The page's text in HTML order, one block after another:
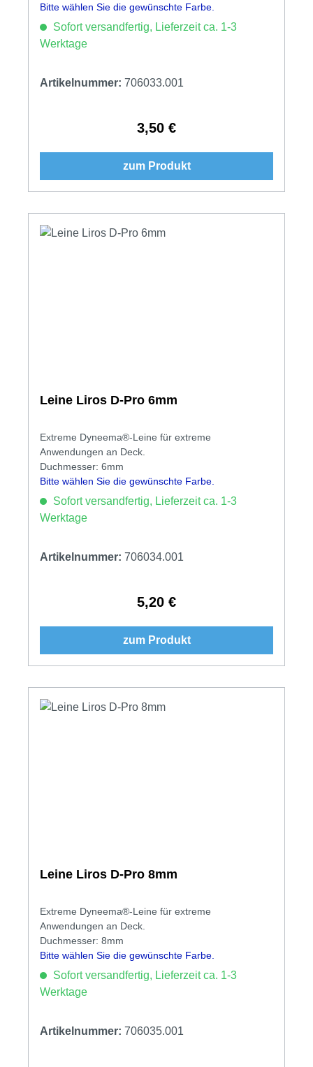
Bitte wählen Sie die gewünschte Farbe.
Sofort versandfertig, Lieferzeit ca. 1-3
Werktage
Artikelnummer: 706033.001
Regulärer Preis:
3,50 €
zum Produkt
Leine Liros D-Pro 6mm
Extreme Dyneema®-Leine für extreme
Anwendungen an Deck.
Duchmesser: 6mm
Bitte wählen Sie die gewünschte Farbe.
Sofort versandfertig, Lieferzeit ca. 1-3
Werktage
Artikelnummer: 706034.001
Regulärer Preis:
5,20 €
zum Produkt
Leine Liros D-Pro 8mm
Extreme Dyneema®-Leine für extreme
Anwendungen an Deck.
Duchmesser: 8mm
Bitte wählen Sie die gewünschte Farbe.
Sofort versandfertig, Lieferzeit ca. 1-3
Werktage
Artikelnummer: 706035.001